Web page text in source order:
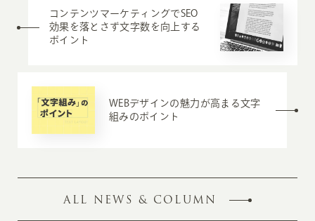
コンテンツマーケティングでSEO
効果を落とさず文字数を向上する
ポイント
WEBデザインの魅力が高まる文字
組みのポイント
ALL NEWS & COLUMN